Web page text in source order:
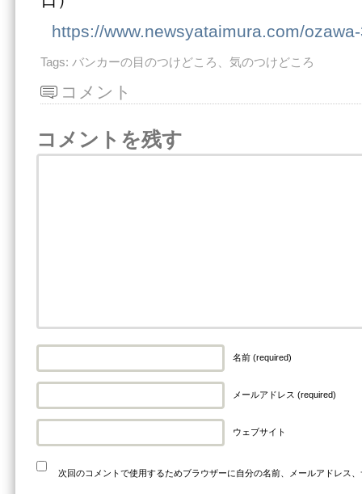
https://www.newsyataimura.com/
Tags: バンカーの目のつけどころ、気のつけどころ
コメント
コメントを残す
名前 (required)
メールアドレス (required)
ウェブサイト
次回のコメントで使用するためブラウザーに自分の名前、メールアドレス